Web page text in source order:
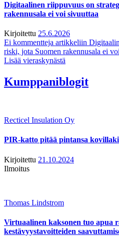
Digitaalinen riippuvuus on
rakennusala ei voi sivuuttaa
Kirjoitettu 25.6.2026
Ei kommentteja artikkeliin
riski, jota Suomen rakennusala ei
Lisää vieraskynästä
Kumppaniblogit
Recticel Insulation Oy
PIR-katto pitää pintansa
Kirjoitettu 21.10.2024
Ilmoitus
Thomas Lindstrom
Virtuaalinen kaksonen tuo apua
kestävyystavoitteiden